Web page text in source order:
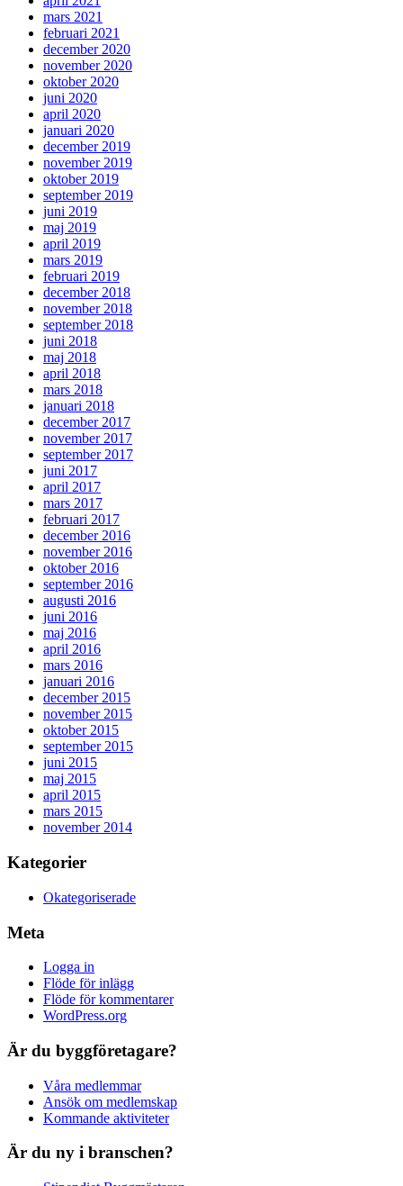
mars 2021
februari 2021
december 2020
november 2020
oktober 2020
juni 2020
april 2020
januari 2020
december 2019
november 2019
oktober 2019
september 2019
juni 2019
maj 2019
april 2019
mars 2019
februari 2019
december 2018
november 2018
september 2018
juni 2018
maj 2018
april 2018
mars 2018
januari 2018
december 2017
november 2017
september 2017
juni 2017
april 2017
mars 2017
februari 2017
december 2016
november 2016
oktober 2016
september 2016
augusti 2016
juni 2016
maj 2016
april 2016
mars 2016
januari 2016
december 2015
november 2015
oktober 2015
september 2015
juni 2015
maj 2015
april 2015
mars 2015
november 2014
Kategorier
Okategoriserade
Meta
Logga in
Flöde för inlägg
Flöde för kommentarer
WordPress.org
Är du byggföretagare?
Våra medlemmar
Ansök om medlemskap
Kommande aktiviteter
Är du ny i branschen?